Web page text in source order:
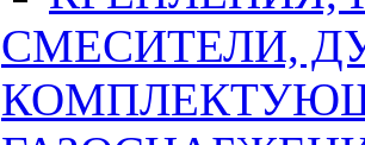
СМЕСИТЕЛИ,